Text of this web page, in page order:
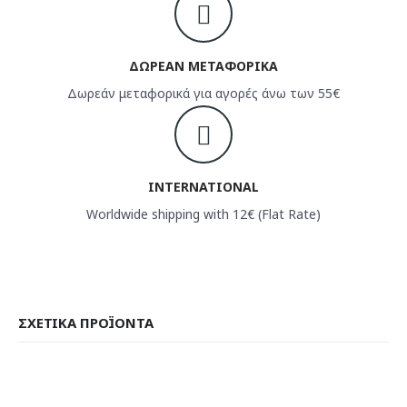
ΔΩΡΕΑΝ ΜΕΤΑΦΟΡΙΚΑ
Δωρεάν μεταφορικά για αγορές άνω των 55€
INTERNATIONAL
Worldwide shipping with 12€ (Flat Rate)
ΣΧΕΤΙΚΆ ΠΡΟΪΌΝΤΑ